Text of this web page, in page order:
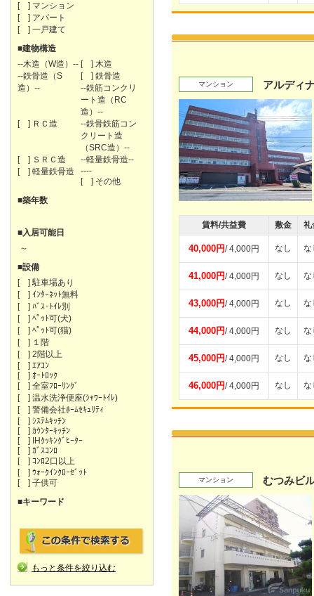
[ ] マンション
[ ] アパート
[ ] 一戸建て
■建物構造
--木造（W造）-- [ ] 木造
--鉄骨造（S
造）--
[ ] 鉄骨造
--鉄筋コンクリ
ート造（RC
造）--
[ ] ＲＣ造
--鉄骨鉄筋コン
クリート造
（SRC造）--
[ ] ＳＲＣ造
--軽量鉄骨造--
[ ] 軽量鉄骨造
----
[ ] その他
■築年数
■入居可能日
～
■設備
[ ] 駐車場あり
[ ] ｲﾝﾀｰﾈｯﾄ無料
[ ] ﾊﾞｽ･ﾄｲﾚ別
[ ] ﾍﾟｯﾄ可(犬)
[ ] ﾍﾟｯﾄ可(猫)
[ ] １階
[ ] 2階以上
[ ] ｴｱｺﾝ
[ ] ｵｰﾄﾛｯｸ
[ ] 全室ﾌﾛｰﾘﾝｸﾞ
[ ] 温水洗浄便座(ｼｬﾜｰﾄｲﾚ)
[ ] 警備会社ﾎｰﾑｾｷｭﾘﾃｨ
[ ] ｼｽﾃﾑｷｯﾁﾝ
[ ] ｶｳﾝﾀｰｷｯﾁﾝ
[ ] IHｸｯｷﾝｸﾞﾋｰﾀｰ
[ ] ｶﾞｽｺﾝﾛ
[ ] ｺﾝﾛ2口以上
[ ] ｳｫｰｸｲﾝｸﾛｰｾﾞｯﾄ
[ ] 子供可
■キーワード
もっと条件を絞り込む
マンション アルディ
賃料/共益費 敷金 礼
40,000円/ 4,000円 なし な
41,000円/ 4,000円 なし な
43,000円/ 4,000円 なし な
44,000円/ 4,000円 なし な
45,000円/ 4,000円 なし な
46,000円/ 4,000円 なし な
マンション むつみビ